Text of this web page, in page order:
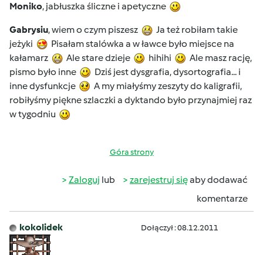
Moniko, jabłuszka śliczne i apetyczne
Gabrysiu, wiem o czym piszesz
Ja też robiłam takie
jeżyki
Pisałam stalówka a w ławce było miejsce na
kałamarz
Ale stare dzieje hihihi
Ale masz rację,
pismo było inne
Dziś jest dysgrafia, dysortografia... i
inne dysfunkcje
A my miałyśmy zeszyty do kaligrafii,
robiłyśmy piękne szlaczki a dyktando było przynajmiej raz
w tygodniu
Góra strony
Zaloguj lub zarejestruj sięaby dodawać
komentarze
kokolidek Dołączył : 08.12.2011